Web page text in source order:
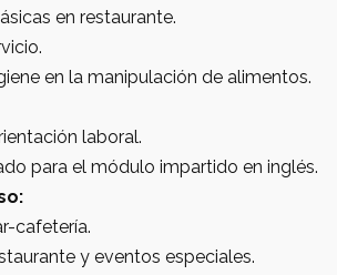
en restaurante.
en la manipulación de alimentos.
laboral.
para el módulo impartido en inglés.
cafetería.
y eventos especiales.